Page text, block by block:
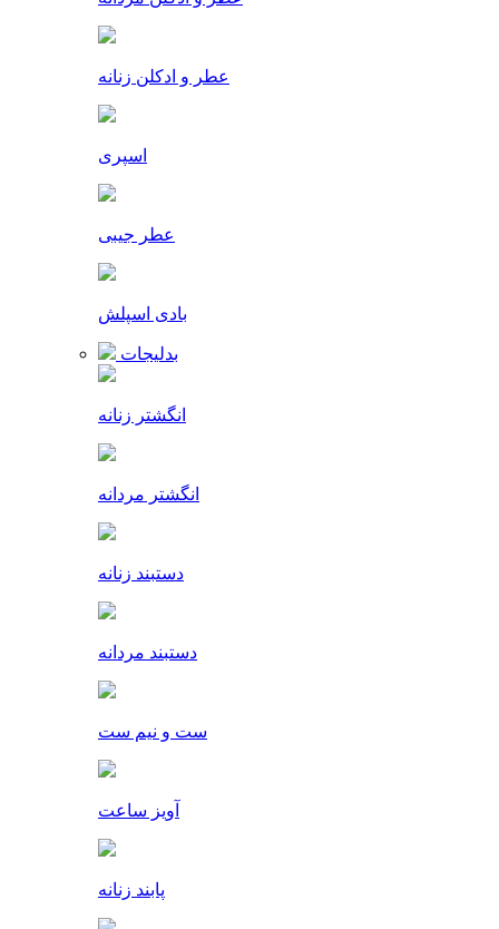
عطر و ادکلن زنانه
اسپری
عطر جیبی
بادی اسپلش
بدلیجات
انگشتر زنانه
انگشتر مردانه
دستبند زنانه
دستبند مردانه
ست و نیم ست
آویز ساعت
پابند زنانه